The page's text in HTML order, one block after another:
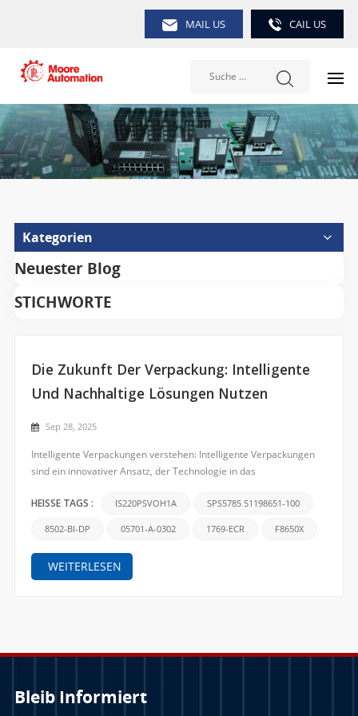
MAIL US CAIL US
Kategorien
Neuester Blog
STICHWORTE
Die Zukunft Der Verpackung: Intelligente
Und Nachhaltige Lösungen Nutzen
Sep 28, 2025
Intelligente Verpackungen verstehen: Intelligente Verpackungen
sind ein innovativer Ansatz, der Technologie in das
rückverfolgbarkeit zu verbessern. Durch den Einsatz von
HEISSE TAGS : IS220PSVOH1A SPS5785 51198651-100
8502-BI-DP 05701-A-0302 1769-ECR F8650X
WEITERLESEN
Bleib Informiert